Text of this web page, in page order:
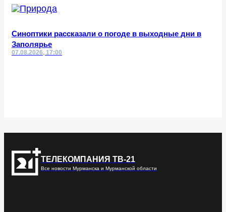
Синоптики рассказали о погоде в выходные дни в
Заполярье
07.08.2026, 17:00
ТЕЛЕКОМПАНИЯ ТВ-21
Все новости Мурманска и Мурманской области